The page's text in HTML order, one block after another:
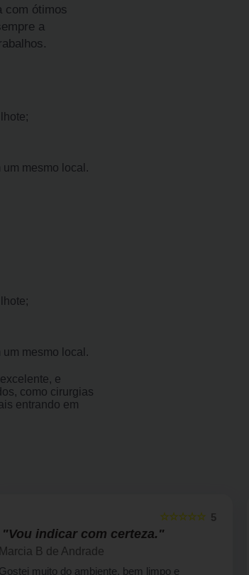
com ótimos
a
mesmo local.
mesmo local.
e
como cirurgias
entrando em
5
☆☆☆☆☆
"Vou indicar com certeza."
Marcia B de Andrade
Gostei muito do ambiente, bem limpo e